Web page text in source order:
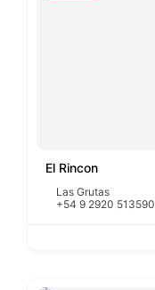
El Rincon
Las Grutas
+54 9 2920 513590